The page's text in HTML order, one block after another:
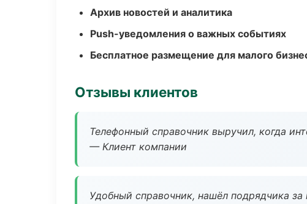
Архив новостей и аналитика
Push-уведомления о важных событиях
Бесплатное размещение для малого
Отзывы клиентов
Телефонный справочник выручил, когда
— Клиент компании
Удобный справочник, нашёл подрядчика